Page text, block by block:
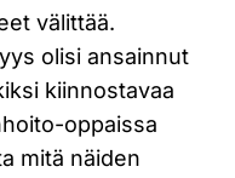
välittää.
olisi ansainnut
kiinnostavaa
oppaissa
mitä näiden